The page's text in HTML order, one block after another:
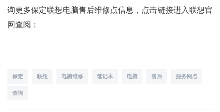
询更多保定联想电脑售后维修点信息，点击链接进入联想官
网查阅：
保定 联想 电脑维修 笔记本 电脑 售后 服务网点
查询